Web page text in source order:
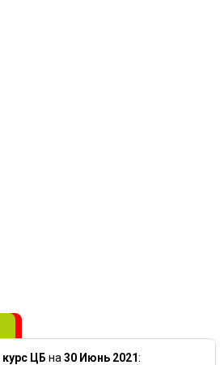
курс ЦБ на 30 Июнь 2021: